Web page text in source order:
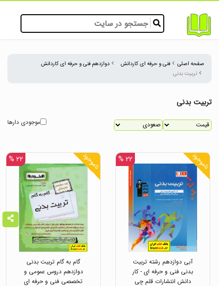
صفحه اصلی فنی و حرفه ای کاردانش
دوازدهم فنی و حرفه ای کاردانش
تربیت بدنی
تربیت بدنی
موجودی دارها
ناموجود ۲۲ %
آبی دوازدهم رشته تربیت
بدنی فنی و حرفه ای - کار
دانش انتشارات قلم چی
ناموجود ۲۲ %
گام به گام تربیت بدنی
دوازدهم دروس عمومی و
تخصصی فنی و حرفه ای